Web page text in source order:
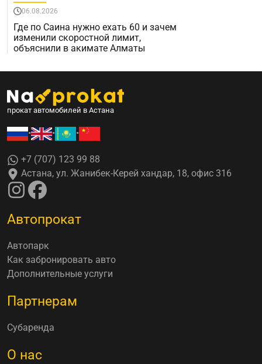
06.08.2026
Где по Саина нужно ехать 60 и зачем
изменили скоростной лимит,
объяснили в акимате Алматы
прокат автомобилей в Астана
• • •
+7 (707) 123 99 88
Астана, ул. Жанибек-Керей хандар, 18, офис 316
Автопрокат
Автопарк
Как забронировать авто
Дополнительные услуги
Партнерам
Субаренда
О нас